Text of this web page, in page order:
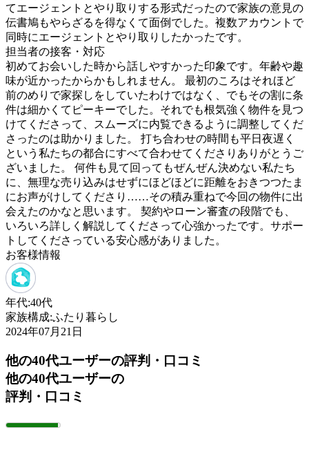
てエージェントとやり取りする形式だったので家族の意見の
伝書鳩もやらざるを得なくて面倒でした。複数アカウントで
同時にエージェントとやり取りしたかったです。
担当者の接客・対応
初めてお会いした時から話しやすかった印象です。年齢や趣
味が近かったからかもしれません。 最初のころはそれほど
前のめりで家探しをしていたわけではなく、でもその割に条
件は細かくてピーキーでした。それでも根気強く物件を見つ
けてくださって、スムーズに内覧できるように調整してくだ
さったのは助かりました。 打ち合わせの時間も平日夜遅く
という私たちの都合にすべて合わせてくださりありがとうご
ざいました。 何件も見て回ってもぜんぜん決めない私たち
に、無理な売り込みはせずにほどほどに距離をおきつつたま
にお声がけしてくださり……その積み重ねで今回の物件に出
会えたのかなと思います。 契約やローン審査の段階でも、
いろいろ詳しく解説してくださって心強かったです。サポー
トしてくださっている安心感がありました。
お客様情報
年代:40代
家族構成:ふたり暮らし
2024年07月21日
他の40代ユーザーの評判・口コミ
他の40代ユーザーの
評判・口コミ